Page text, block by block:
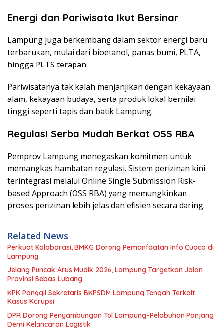
Energi dan Pariwisata Ikut Bersinar
Lampung juga berkembang dalam sektor energi baru
terbarukan, mulai dari bioetanol, panas bumi, PLTA,
hingga PLTS terapan.
Pariwisatanya tak kalah menjanjikan dengan kekayaan
alam, kekayaan budaya, serta produk lokal bernilai
tinggi seperti tapis dan batik Lampung.
Regulasi Serba Mudah Berkat OSS RBA
Pemprov Lampung menegaskan komitmen untuk
memangkas hambatan regulasi. Sistem perizinan kini
terintegrasi melalui Online Single Submission Risk-
based Approach (OSS RBA) yang memungkinkan
proses perizinan lebih jelas dan efisien secara daring.
Related News
Perkuat Kolaborasi, BMKG Dorong Pemanfaatan Info Cuaca di
Lampung
Jelang Puncak Arus Mudik 2026, Lampung Targetkan Jalan
Provinsi Bebas Lubang
KPK Panggil Sekretaris BKPSDM Lampung Tengah Terkait
Kasus Korupsi
DPR Dorong Penyambungan Tol Lampung–Pelabuhan Panjang
Demi Kelancaran Logistik